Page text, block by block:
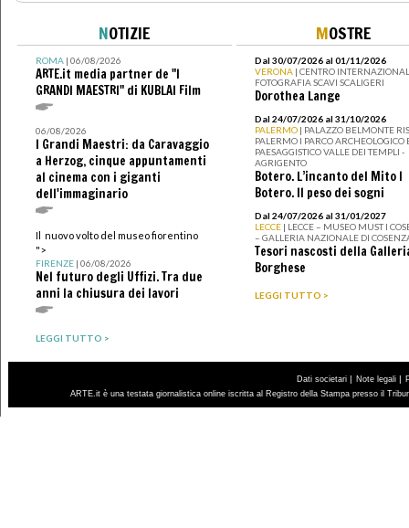
NOTIZIE
ROMA| 06/08/2026
ARTE.it media partner de "I
GRANDI MAESTRI" di KUBLAI Film
06/08/2026
I Grandi Maestri: da Caravaggio
a Herzog, cinque appuntamenti
al cinema con i giganti
dell'immaginario
Il nuovo volto del museo fiorentino
">
FIRENZE| 06/08/2026
Nel futuro degli Uffizi. Tra due
anni la chiusura dei lavori
LEGGI TUTTO >
MOSTRE
Dal 30/07/2026 al 01/11/2026
VERONA | CENTRO
FOTOGRAFIA SCAVI SCALIGERI
Dorothea Lange
Dal 24/07/2026 al 31/10/2026
PALERMO | PALAZZO BELMONTE
PALERMO I PARCO ARCHEOLOGICO
PAESAGGISTICO VALLE DEI TEMPLI -
AGRIGENTO
Botero. L’incanto del Mito I
Botero. Il peso dei sogni
Dal 24/07/2026 al 31/01/2027
LECCE | LECCE – MUSEO MUST I
– GALLERIA NAZIONALE DI
Tesori nascosti della
Borghese
LEGGI TUTTO >
Dati societari | Note legali |
ARTE.it è una testata giornalistica online iscritta al Registro della Stampa presso il